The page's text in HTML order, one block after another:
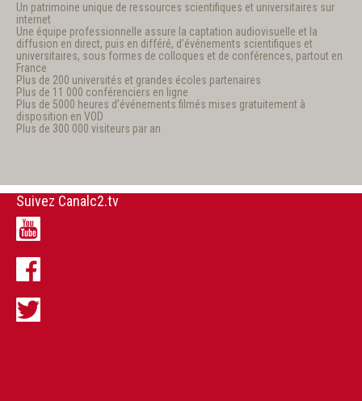
Un patrimoine unique de ressources scientifiques et universitaires sur
internet
Une équipe professionnelle assure la captation audiovisuelle et la
diffusion en direct, puis en différé, d’événements scientifiques et
universitaires, sous formes de colloques et de conférences, partout en
France
Plus de 200 universités et grandes écoles partenaires
Plus de 11 000 conférenciers en ligne
Plus de 5000 heures d’événements filmés mises gratuitement à
disposition en VOD
Plus de 300 000 visiteurs par an
Suivez Canalc2.tv